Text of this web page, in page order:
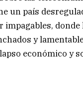
un país
impagables, donde
y
económico y